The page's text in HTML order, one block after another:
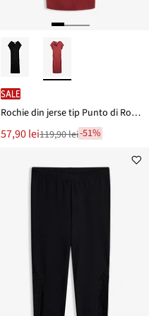
SALE
Rochie din jerse tip Punto di Roma
Noul
preț
57,90 lei
Reducere
119,90 lei
119,90 lei-51%